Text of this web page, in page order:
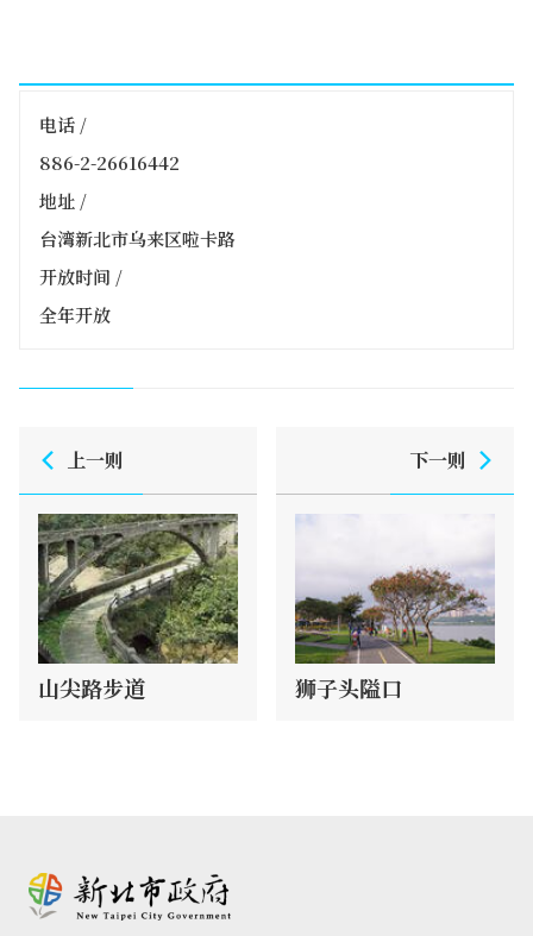
电话 /
886-2-26616442
地址 /
台湾新北市乌来区啦卡路
开放时间 /
全年开放
上一则
山尖路步道
下一则
狮子头隘口